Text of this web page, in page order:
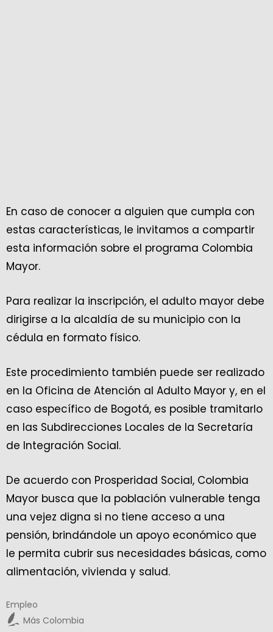
En caso de conocer a alguien que cumpla con
estas características, le invitamos a compartir
esta información sobre el programa Colombia
Mayor.
Para realizar la inscripción, el adulto mayor debe
dirigirse a la alcaldía de su municipio con la
cédula en formato físico.
Este procedimiento también puede ser realizado
en la Oficina de Atención al Adulto Mayor y, en el
caso específico de Bogotá, es posible tramitarlo
en las Subdirecciones Locales de la Secretaría
de Integración Social.
De acuerdo con Prosperidad Social, Colombia
Mayor busca que la población vulnerable tenga
una vejez digna si no tiene acceso a una
pensión, brindándole un apoyo económico que
le permita cubrir sus necesidades básicas, como
alimentación, vivienda y salud.
Empleo
Más Colombia